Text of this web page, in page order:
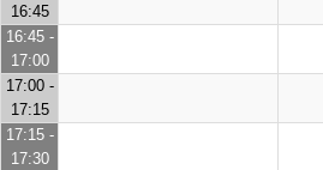
16:45
16:45 -
17:00
17:00 -
17:15
17:15 -
17:30